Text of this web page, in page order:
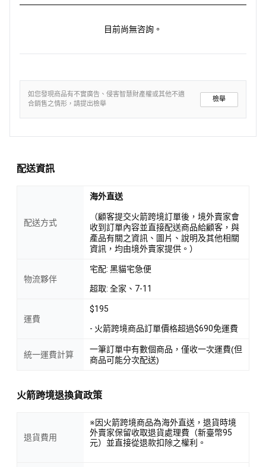
目前尚無咨詢。
如您發現商品有不實廣告、侵害智慧財產權或其他不適
合銷售之情形，請提出檢舉
檢舉
配送資訊
配送方式
海外直送
（顧客提交火箭跨境訂單後，境外賣家會
收到訂單內容並直接配送商品給顧客，與
產品有關之資訊、圖片、說明及其他相關
資訊，均由境外賣家提供。）
物流夥伴
宅配: 黑貓宅急便
超取: 全家、7-11
運費
$195
- 火箭跨境商品訂單價格超過$690免運費
統一運費計算
一筆訂單中有數個商品，僅收一次運費(但
商品可能分次配送)
火箭跨境退換貨政策
退貨費用
※因火箭跨境商品為海外直送，退貨時境
外賣家保留收取退貨處理費（新臺幣95
元）並直接從退款扣除之權利。